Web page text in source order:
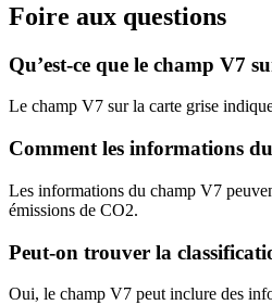
Foire aux questions
Qu’est-ce que le champ V7
Le champ V7 sur la carte grise
Comment les informations
Les informations du champ V7
émissions de CO2.
Peut-on trouver la
Oui, le champ V7 peut inclure des